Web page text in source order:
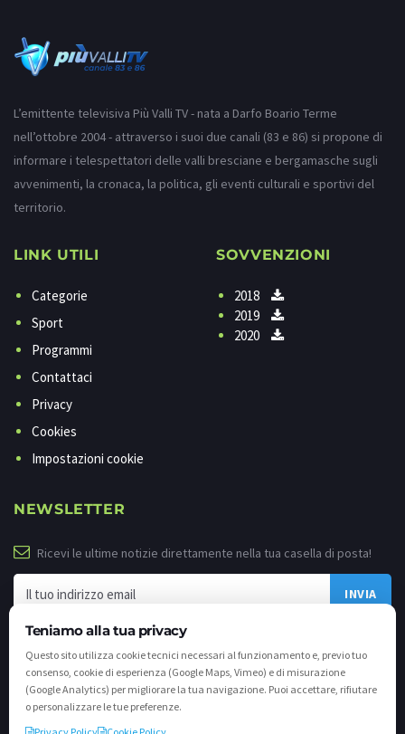
Teniamo alla tua privacy
Questo sito utilizza cookie tecnici necessari al funzionamento e, previo tuo
consenso, cookie di esperienza (Google Maps, Vimeo) e di misurazione
(Google Analytics) per migliorare la tua navigazione. Puoi accettare, rifiutare
o personalizzare le tue preferenze.
L’emittente televisiva Più Valli TV - nata a Darfo Boario Terme
nell’ottobre 2004 - attraverso i suoi due canali (83 e 86) si propone di
informare i telespettatori delle valli bresciane e bergamasche sugli
avvenimenti, la cronaca, la politica, gli eventi culturali e sportivi del
territorio.
LINK UTILI
Categorie
Sport
Programmi
Contattaci
Privacy
Cookies
Impostazioni cookie
SOVVENZIONI
2018
2019
2020
NEWSLETTER
Ricevi le ultime notizie direttamente nella tua casella di posta!